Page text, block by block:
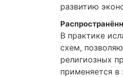
развитию
В практике
схем,
религиозных
применяется в